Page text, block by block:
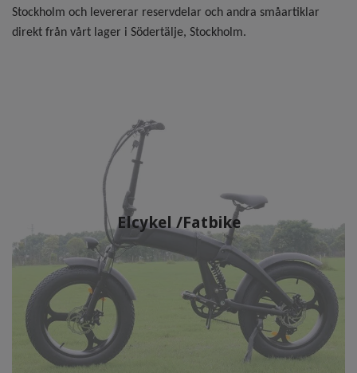
Stockholm och levererar reservdelar och andra småartiklar
direkt från vårt lager i Södertälje, Stockholm.
Elcykel /Fatbike